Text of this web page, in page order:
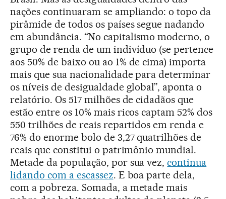
nações continuaram se ampliando: o topo da
pirâmide de todos os países segue nadando
em abundância. “No capitalismo moderno, o
grupo de renda de um indivíduo (se pertence
aos 50% de baixo ou ao 1% de cima) importa
mais que sua nacionalidade para determinar
os níveis de desigualdade global”, aponta o
relatório. Os 517 milhões de cidadãos que
estão entre os 10% mais ricos captam 52% dos
550 trilhões de reais repartidos em renda e
76% do enorme bolo de 3,27 quatrilhões de
reais que constitui o patrimônio mundial.
Metade da população, por sua vez,continua
lidando com a escassez. E boa parte dela,
com a pobreza. Somada, a metade mais